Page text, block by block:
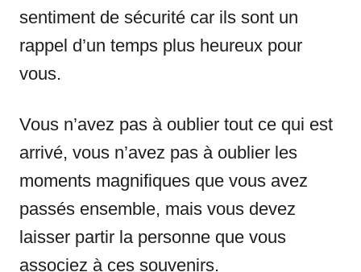
sentiment de sécurité car ils sont un
rappel d’un temps plus heureux pour
vous.
Vous n’avez pas à oublier tout ce qui est
arrivé, vous n’avez pas à oublier les
moments magnifiques que vous avez
passés ensemble, mais vous devez
laisser partir la personne que vous
associez à ces souvenirs.